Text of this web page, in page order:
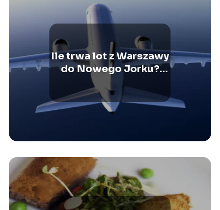
Ile trwa lot z Warszawy
do Nowego Jorku?
Przewodnik dla
podróżujących